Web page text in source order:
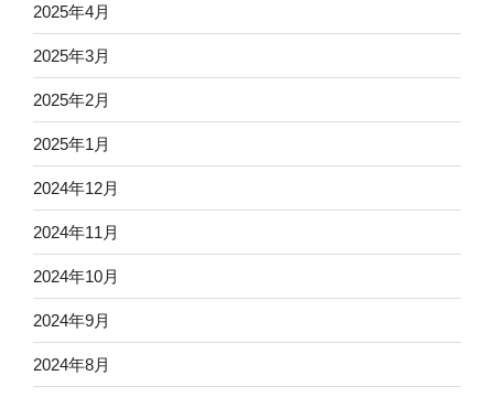
2025年4月
2025年3月
2025年2月
2025年1月
2024年12月
2024年11月
2024年10月
2024年9月
2024年8月